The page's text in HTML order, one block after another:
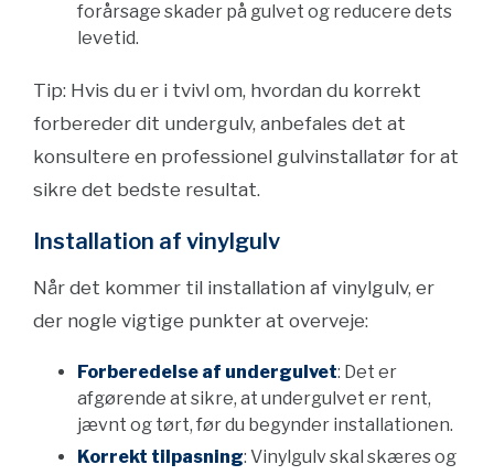
forårsage skader på gulvet og reducere dets
levetid.
Tip: Hvis du er i tvivl om, hvordan du korrekt
forbereder dit undergulv, anbefales det at
konsultere en professionel gulvinstallatør for at
sikre det bedste resultat.
Installation af vinylgulv
Når det kommer til installation af vinylgulv, er
der nogle vigtige punkter at overveje:
Forberedelse af undergulvet: Det er
afgørende at sikre, at undergulvet er rent,
jævnt og tørt, før du begynder installationen.
Korrekt tilpasning: Vinylgulv skal skæres og